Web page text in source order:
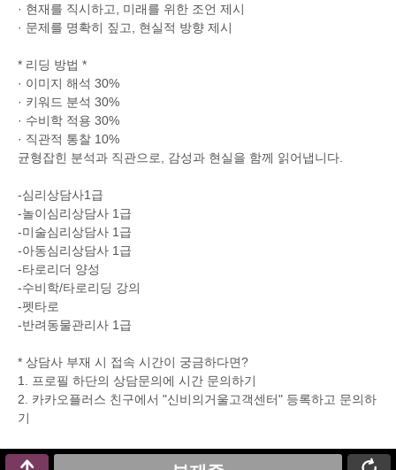
· 현재를 직시하고, 미래를 위한 조언 제시
· 문제를 명확히 짚고, 현실적 방향 제시
* 리딩 방법 *
· 이미지 해석 30%
· 키워드 분석 30%
· 수비학 적용 30%
· 직관적 통찰 10%
균형잡힌 분석과 직관으로, 감성과 현실을 함께 읽어냅니다.
-심리상담사1급
-놀이심리상담사 1급
-미술심리상담사 1급
-아동심리상담사 1급
-타로리더 양성
-수비학/타로리딩 강의
-펫타로
-반려동물관리사 1급
* 상담사 부재 시 접속 시간이 궁금하다면?
1. 프로필 하단의 상담문의에 시간 문의하기
2. 카카오플러스 친구에서 "신비의거울고객센터" 등록하고 문의하
기